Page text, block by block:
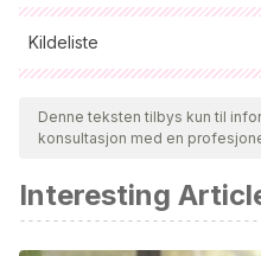
Kildeliste
Alle siterte kilder ble grundig
sikre deres kvalitet,
Bibliografien i denne
Mármol, A. G.(2013). La
métodos de aplicación.
Denne teksten tilbys kun til
konsultasjon med en
Interesting